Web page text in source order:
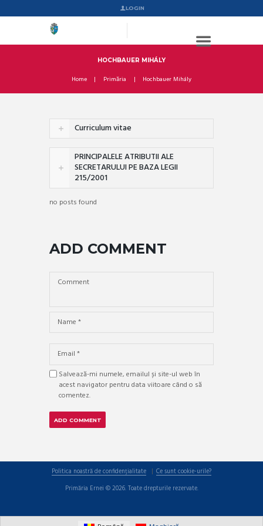
LOGIN
HOCHBAUER MIHÁLY
Home Primăria Hochbauer Mihály
Curriculum vitae
PRINCIPALELE ATRIBUTII ALE
SECRETARULUI PE BAZA LEGII
215/2001
no posts found
ADD COMMENT
Salvează-mi numele, emailul și site-ul web în
acest navigator pentru data viitoare când o să
comentez.
Politica noastră de confidențialitate
Ce sunt cookie-urile?
Primăria Ernei © 2026. Toate drepturile rezervate.